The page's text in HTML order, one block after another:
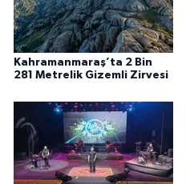
Kahramanmaraş’ta 2 Bin
281 Metrelik Gizemli Zirvesi